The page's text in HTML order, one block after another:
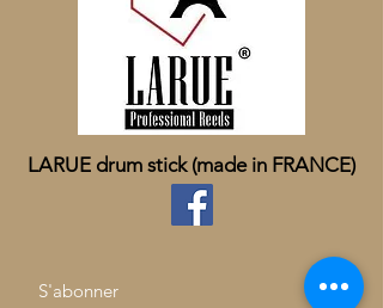
LARUE drum stick (made in FRANCE)
S'abonner